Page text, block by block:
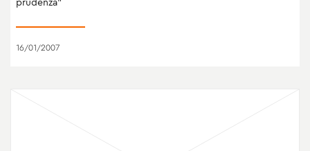
16/01/2007